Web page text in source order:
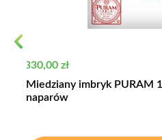
Cena
330,00 zł
Miedziany imbryk PURAM
naparów